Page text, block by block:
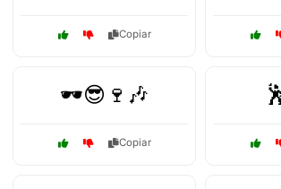
Copiar
🕶️😎🍷🎶
Copiar